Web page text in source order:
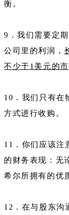
衡。
9．我们需要定
公司里的利润，
不少于1美元的市
10．我们只有在
方式进行收购。
11．你们应该注
的财务表现：无
希尔所拥有的优
12．在与股东沟